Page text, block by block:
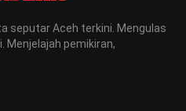
seputar Aceh terkini. Mengulas
Menjelajah pemikiran,